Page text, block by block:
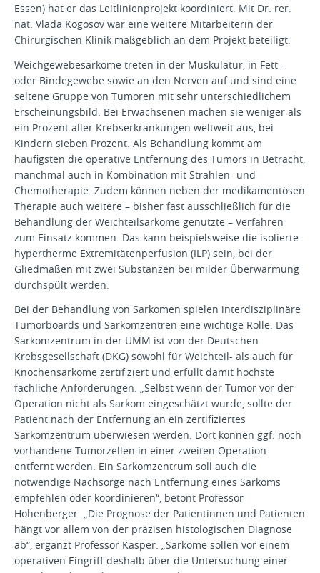
Essen) hat er das Leitlinienprojekt koordiniert. Mit Dr. rer.
nat. Vlada Kogosov war eine weitere Mitarbeiterin der
Chirurgischen Klinik maßgeblich an dem Projekt beteiligt.
Weichgewebesarkome treten in der Muskulatur, in Fett-
oder Bindegewebe sowie an den Nerven auf und sind eine
seltene Gruppe von Tumoren mit sehr unterschiedlichem
Erscheinungsbild. Bei Erwachsenen machen sie weniger als
ein Prozent aller Krebserkrankungen weltweit aus, bei
Kindern sieben Prozent. Als Behandlung kommt am
häufigsten die operative Entfernung des Tumors in Betracht,
manchmal auch in Kombination mit Strahlen- und
Chemotherapie. Zudem können neben der medikamentösen
Therapie auch weitere – bisher fast ausschließlich für die
Behandlung der Weichteilsarkome genutzte – Verfahren
zum Einsatz kommen. Das kann beispielsweise die isolierte
hypertherme Extremitätenperfusion (ILP) sein, bei der
Gliedmaßen mit zwei Substanzen bei milder Überwärmung
durchspült werden.
Bei der Behandlung von Sarkomen spielen interdisziplinäre
Tumorboards und Sarkomzentren eine wichtige Rolle. Das
Sarkomzentrum in der UMM ist von der Deutschen
Krebsgesellschaft (DKG) sowohl für Weichteil- als auch für
Knochensarkome zertifiziert und erfüllt damit höchste
fachliche Anforderungen. „Selbst wenn der Tumor vor der
Operation nicht als Sarkom eingeschätzt wurde, sollte der
Patient nach der Entfernung an ein zertifiziertes
Sarkomzentrum überwiesen werden. Dort können ggf. noch
vorhandene Tumorzellen in einer zweiten Operation
entfernt werden. Ein Sarkomzentrum soll auch die
notwendige Nachsorge nach Entfernung eines Sarkoms
empfehlen oder koordinieren“, betont Professor
Hohenberger. „Die Prognose der Patientinnen und Patienten
hängt vor allem von der präzisen histologischen Diagnose
ab“, ergänzt Professor Kasper. „Sarkome sollen vor einem
operativen Eingriff deshalb über die Untersuchung einer